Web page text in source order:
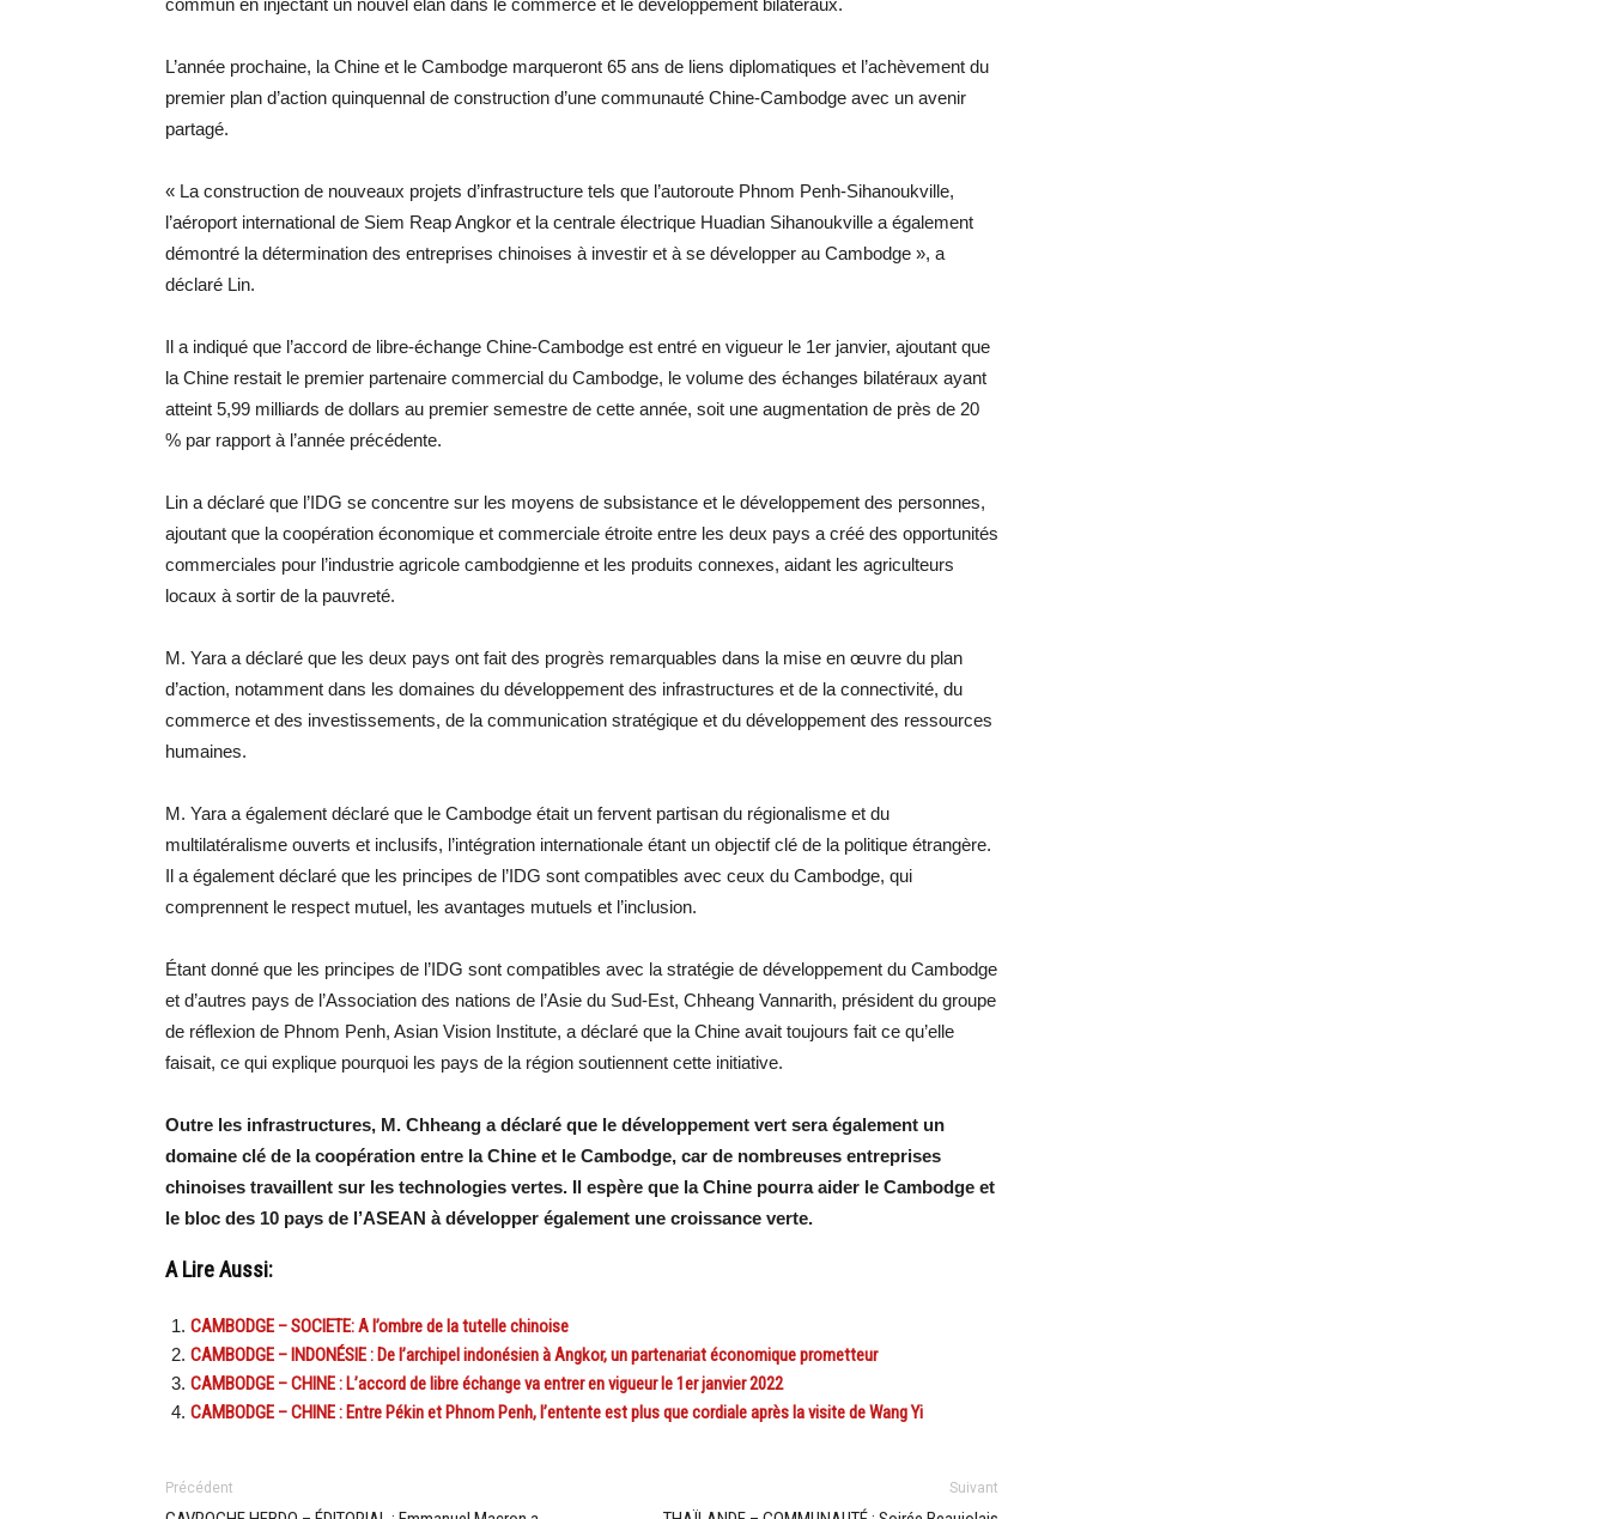
commun en injectant un nouvel élan dans le commerce et le développement bilatéraux.
L’année prochaine, la Chine et le Cambodge marqueront 65 ans de liens diplomatiques et l’achèvement du
premier plan d’action quinquennal de construction d’une communauté Chine-Cambodge avec un avenir
partagé.
« La construction de nouveaux projets d’infrastructure tels que l’autoroute Phnom Penh-Sihanoukville,
l’aéroport international de Siem Reap Angkor et la centrale électrique Huadian Sihanoukville a également
démontré la détermination des entreprises chinoises à investir et à se développer au Cambodge », a
déclaré Lin.
Il a indiqué que l’accord de libre-échange Chine-Cambodge est entré en vigueur le 1er janvier, ajoutant que
la Chine restait le premier partenaire commercial du Cambodge, le volume des échanges bilatéraux ayant
atteint 5,99 milliards de dollars au premier semestre de cette année, soit une augmentation de près de 20
% par rapport à l’année précédente.
Lin a déclaré que l’IDG se concentre sur les moyens de subsistance et le développement des personnes,
ajoutant que la coopération économique et commerciale étroite entre les deux pays a créé des opportunités
commerciales pour l’industrie agricole cambodgienne et les produits connexes, aidant les agriculteurs
locaux à sortir de la pauvreté.
M. Yara a déclaré que les deux pays ont fait des progrès remarquables dans la mise en œuvre du plan
d’action, notamment dans les domaines du développement des infrastructures et de la connectivité, du
commerce et des investissements, de la communication stratégique et du développement des ressources
humaines.
M. Yara a également déclaré que le Cambodge était un fervent partisan du régionalisme et du
multilatéralisme ouverts et inclusifs, l’intégration internationale étant un objectif clé de la politique étrangère.
Il a également déclaré que les principes de l’IDG sont compatibles avec ceux du Cambodge, qui
comprennent le respect mutuel, les avantages mutuels et l’inclusion.
Étant donné que les principes de l’IDG sont compatibles avec la stratégie de développement du Cambodge
et d’autres pays de l’Association des nations de l’Asie du Sud-Est, Chheang Vannarith, président du groupe
de réflexion de Phnom Penh, Asian Vision Institute, a déclaré que la Chine avait toujours fait ce qu’elle
faisait, ce qui explique pourquoi les pays de la région soutiennent cette initiative.
Outre les infrastructures, M. Chheang a déclaré que le développement vert sera également un
domaine clé de la coopération entre la Chine et le Cambodge, car de nombreuses entreprises
chinoises travaillent sur les technologies vertes. Il espère que la Chine pourra aider le Cambodge et
le bloc des 10 pays de l’ASEAN à développer également une croissance verte.
A Lire Aussi:
CAMBODGE – SOCIETE: A l’ombre de la tutelle chinoise
CAMBODGE – INDONÉSIE : De l’archipel indonésien à Angkor, un partenariat économique prometteur
CAMBODGE – CHINE : L’accord de libre échange va entrer en vigueur le 1er janvier 2022
CAMBODGE – CHINE : Entre Pékin et Phnom Penh, l’entente est plus que cordiale après la visite de Wang Yi
Précédent Suivant